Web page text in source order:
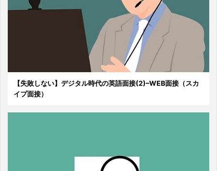
【失敗しない】デジタル時代の英語面接(2)–WEB面接（スカ
イプ面接）